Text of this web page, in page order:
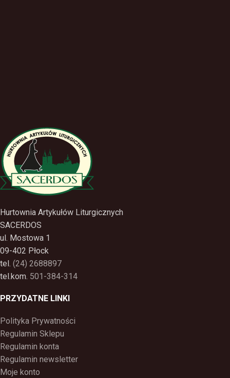
Hurtownia Artykułów Liturgicznych
SACERDOS
ul. Mostowa 1
09-402 Płock
tel. (24) 2688897
tel.kom. 501-384-314
PRZYDATNE LINKI
Polityka Prywatności
Regulamin Sklepu
Regulamin konta
Regulamin newsletter
Moje konto